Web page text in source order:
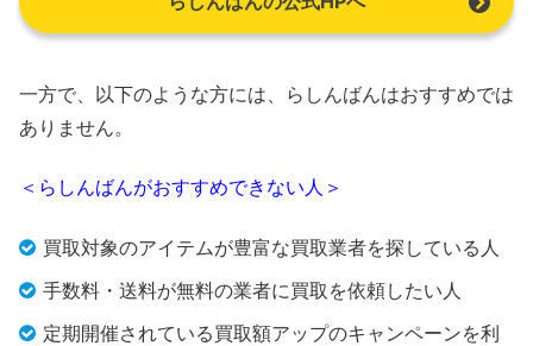
一方で、以下のような方には、らしんばんはおすすめでは
ありません。
＜らしんばんがおすすめできない人＞
買取対象のアイテムが豊富な買取業者を探している人
手数料・送料が無料の業者に買取を依頼したい人
定期開催されている買取額アップのキャンペーンを利